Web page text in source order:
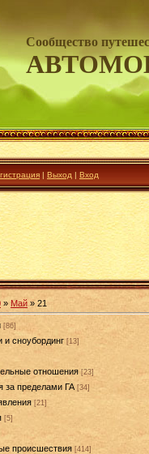
Сообщество
| Выход | Вход
» Май » 21
[86]
сноубординг [13]
отношения [23]
за пределами ГА [34]
[21]
[5]
происшествия [414]